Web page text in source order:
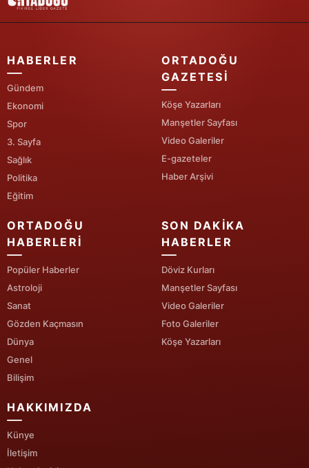
Tunceli
Şanlıurfa
Uşak
Yozgat
Aksaray
Bayburt
Karaman
Kırıkkale
HABERLER
Gündem
Ekonomi
Spor
3. Sayfa
Sağlık
Politika
Eğitim
ORTADOĞU
GAZETESI
Köşe Yazarları
Manşetler Sayfası
Video Galeriler
E-gazeteler
Haber Arşivi
ORTADOĞU
HABERLERI
Popüler Haberler
Astroloji
Sanat
Gözden Kaçmasın
Dünya
Genel
Bilişim
SON DAKIKA
HABERLER
Döviz Kurları
Manşetler Sayfası
Video Galeriler
Foto Galeriler
Köşe Yazarları
HAKKIMIZDA
Künye
İletişim